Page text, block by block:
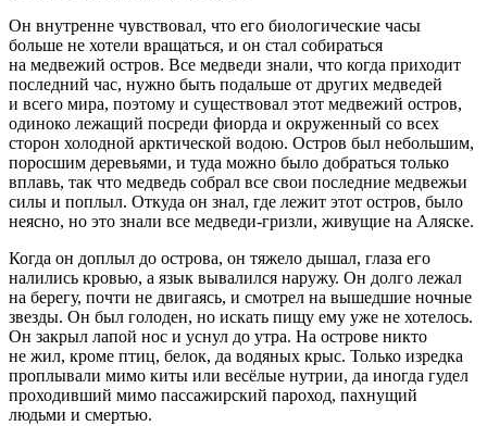
Он внутренне чувствовал, что его биологические часы
больше не хотели вращаться, и он стал собираться
на медвежий остров. Все медведи знали, что когда приходит
последний час, нужно быть подальше от других медведей
и всего мира, поэтому и существовал этот медвежий остров,
одиноко лежащий посреди фиорда и окруженный со всех
сторон холодной арктической водою. Остров был небольшим,
поросшим деревьями, и туда можно было добраться только
вплавь, так что медведь собрал все свои последние медвежьи
силы и поплыл. Откуда он знал, где лежит этот остров, было
неясно, но это знали все медведи-гризли, живущие на Аляске.
Когда он доплыл до острова, он тяжело дышал, глаза его
налились кровью, а язык вывалился наружу. Он долго лежал
на берегу, почти не двигаясь, и смотрел на вышедшие ночные
звезды. Он был голоден, но искать пищу ему уже не хотелось.
Он закрыл лапой нос и уснул до утра. На острове никто
не жил, кроме птиц, белок, да водяных крыс. Только изредка
проплывали мимо киты или весёлые нутрии, да иногда гудел
проходивший мимо пассажирский пароход, пахнущий
людьми и смертью.